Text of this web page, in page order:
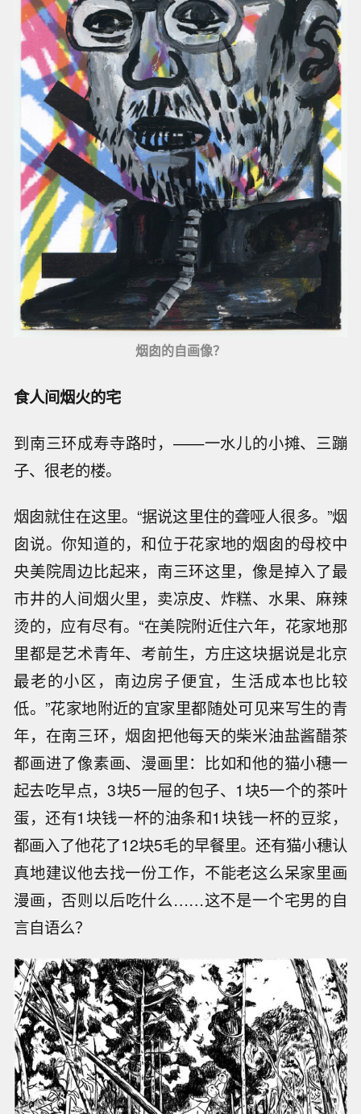
烟囱的自画像？
食人间烟火的宅
到南三环成寿寺路时，——一水儿的小摊、三蹦
子、很老的楼。
烟囱就住在这里。“据说这里住的聋哑人很多。”烟
囱说。你知道的，和位于花家地的烟囱的母校中
央美院周边比起来，南三环这里，像是掉入了最
市井的人间烟火里，卖凉皮、炸糕、水果、麻辣
烫的，应有尽有。“在美院附近住六年，花家地那
里都是艺术青年、考前生，方庄这块据说是北京
最老的小区，南边房子便宜，生活成本也比较
低。”花家地附近的宜家里都随处可见来写生的青
年，在南三环，烟囱把他每天的柴米油盐酱醋茶
都画进了像素画、漫画里：比如和他的猫小穗一
起去吃早点，3块5一屉的包子、1块5一个的茶叶
蛋，还有1块钱一杯的油条和1块钱一杯的豆浆，
都画入了他花了12块5毛的早餐里。还有猫小穗认
真地建议他去找一份工作，不能老这么呆家里画
漫画，否则以后吃什么……这不是一个宅男的自
言自语么？